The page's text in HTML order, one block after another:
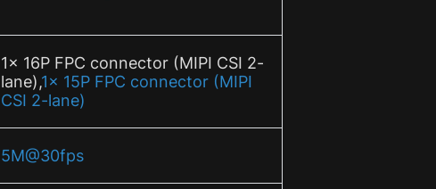
1x 16P FPC connector (MIPI CSI 2-
lane),1x 15P FPC connector (MIPI
CSI 2-lane)
5M@30fps